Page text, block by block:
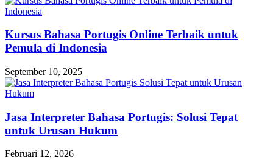
Kursus Bahasa Portugis Online Terbaik untuk
Pemula di Indonesia
September 10, 2025
Jasa Interpreter Bahasa Portugis: Solusi Tepat
untuk Urusan Hukum
Februari 12, 2026